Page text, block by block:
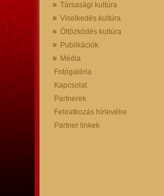
Társasági kultúra
Viselkedés kultúra
Öltözködés kultúra
Publikációk
Média
Fotógaléria
Kapcsolat
Partnerek
Feliratkozás hírlevélre
Partner linkek